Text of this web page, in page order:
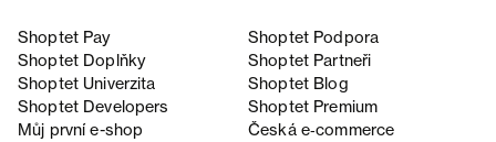
Shoptet Pay
Shoptet Podpora
Shoptet Doplňky
Shoptet Partneři
Shoptet Univerzita
Shoptet Blog
Shoptet Developers
Shoptet Premium
Můj první e-shop
Česká e‑commerce